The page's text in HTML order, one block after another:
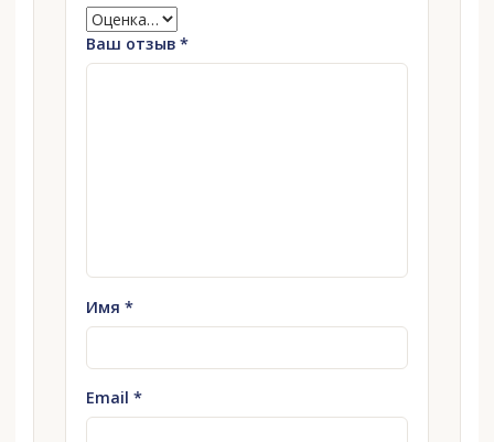
Ваш отзыв *
Имя *
Email *